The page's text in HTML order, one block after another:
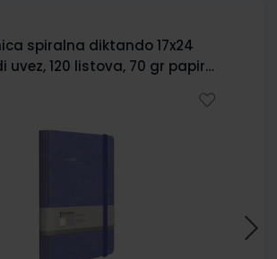
spiralna diktando 17x24
uvez, 120 listova, 70 gr papir